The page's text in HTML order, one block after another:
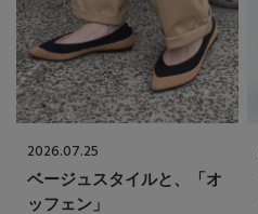
2026.07.25
ベージュスタイルと、「オ
ッフェン」